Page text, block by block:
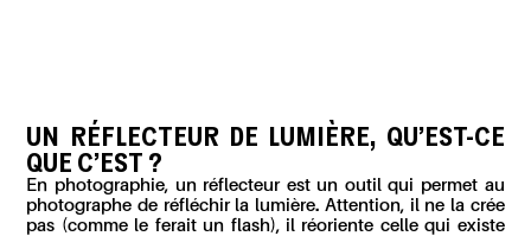
UN RÉFLECTEUR DE LUMIÈRE, QU’EST-CE
QUE C’EST ?
En photographie, un réflecteur est un outil qui permet au
photographe de réfléchir la lumière. Attention, il ne la crée
pas (comme le ferait un flash), il réoriente celle qui existe